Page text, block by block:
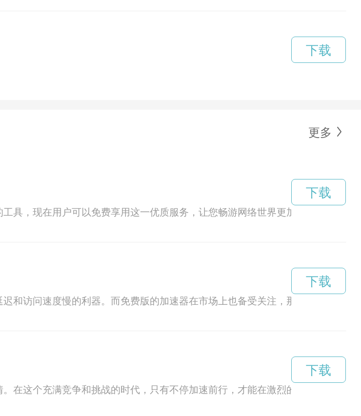
下载
更多
具，现在用户可以免费享用这一优质服务，让您畅游网络世界更加流畅。
下载
和访问速度慢的利器。而免费版的加速器在市场上也备受关注，那么免费版加
下载
在这个充满竞争和挑战的时代，只有不停加速前行，才能在激烈的竞争中脱颖而
下载